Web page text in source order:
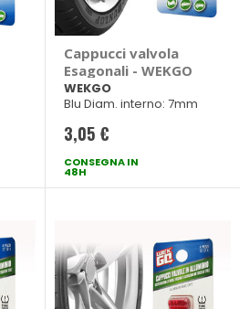
Cappucci valvola
Esagonali - WEKGO
WEKGO
Blu Diam. interno: 7mm
3,05 €
CONSEGNA IN
48H